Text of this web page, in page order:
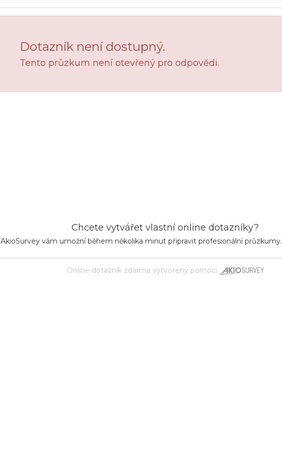
Dotazník není dostupný.
Tento průzkum není otevřený pro odpovědi.
Chcete vytvářet vlastní online dotazníky?
AkioSurvey vám umožní během několika minut připravit profesionální průzkumy.
Online dotazník zdarma vytvořený pomocí